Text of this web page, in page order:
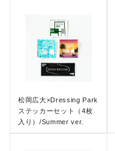
松岡広大×Dressing Park
ステッカーセット（4枚
入り）/Summer ver.